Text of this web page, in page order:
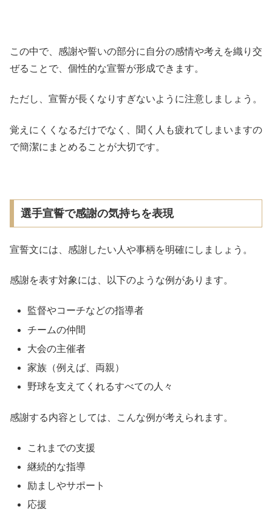
この中で、感謝や誓いの部分に自分の感情や考えを織り交
ぜることで、個性的な宣誓が形成できます。
ただし、宣誓が長くなりすぎないように注意しましょう。
覚えにくくなるだけでなく、聞く人も疲れてしまいますの
で簡潔にまとめることが大切です。
選手宣誓で感謝の気持ちを表現
宣誓文には、感謝したい人や事柄を明確にしましょう。
感謝を表す対象には、以下のような例があります。
監督やコーチなどの指導者
チームの仲間
大会の主催者
家族（例えば、両親）
野球を支えてくれるすべての人々
感謝する内容としては、こんな例が考えられます。
これまでの支援
継続的な指導
励ましやサポート
応援